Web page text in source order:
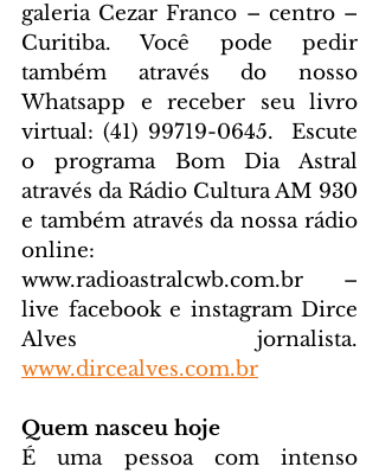
galeria Cezar Franco – centro –
Curitiba. Você pode pedir
também através do nosso
Whatsapp e receber seu livro
virtual: (41) 99719-0645.
Escute
o programa Bom Dia Astral
através da Rádio Cultura AM 930
e também através da nossa rádio
www.radioastralcwb.com.br –
live facebook e instagram Dirce
www.dircealves.com.br
Quem nasceu hoje
É uma pessoa com intenso